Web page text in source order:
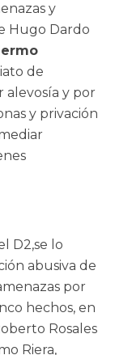
y
Hugo Dardo
de
alevosía y por
y privación
D2,se lo
abusiva de
por
hechos, en
Rosales
Riera,